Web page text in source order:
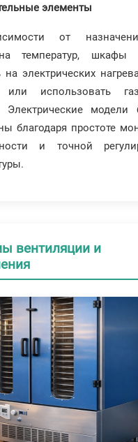
элементы
от
температур, шкафы
на электрических
или использовать
Электрические модели
благодаря простоте
и точной
вентиляции и